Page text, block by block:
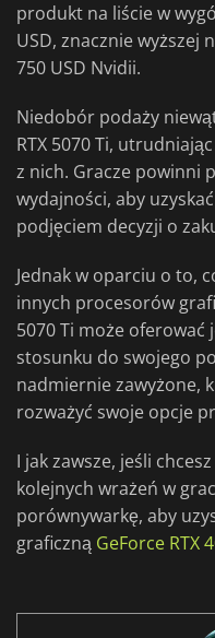
produkt na liście w
USD, znacznie wyższej
750 USD Nvidii.
Niedobór podaży
RTX 5070 Ti,
z nich. Gracze powinni
wydajności, aby
podjęciem decyzji o
Jednak w oparciu o to,
innych procesorów
5070 Ti może
stosunku do swojego
nadmiernie zawyżone,
rozważyć swoje opcje
I jak zawsze, jeśli
kolejnych wrażeń w
porównywarkę, aby
graficzną GeForce RTX